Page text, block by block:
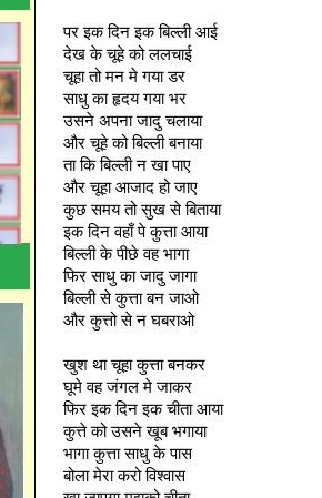
पर इक दिन इक बिल्ली आई
देख के चूहे को ललचाई
चूहा तो मन मे गया डर
साधु का हृदय गया भर
उसने अपना जादु चलाया
और चूहे को बिल्ली बनाया
ता कि बिल्ली न खा पाए
और चूहा आजाद हो जाए
कुछ समय तो सुख से बिताया
इक दिन वहाँ पे कुत्ता आया
बिल्ली के पीछे वह भागा
फिर साधु का जादु जागा
बिल्ली से कुत्ता बन जाओ
और कुत्तो से न घबराओ
खुश था चूहा कुत्ता बनकर
घूमे वह जंगल मे जाकर
फिर इक दिन इक चीता आया
कुत्ते को उसने खूब भगाया
भागा कुत्ता साधु के पास
बोला मेरा करो विश्वास